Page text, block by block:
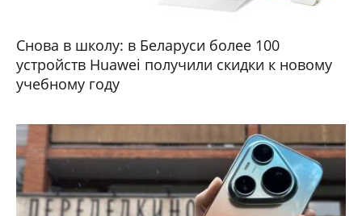
Снова в школу: в Беларуси более 100
устройств Huawei получили скидки к новому
учебному году